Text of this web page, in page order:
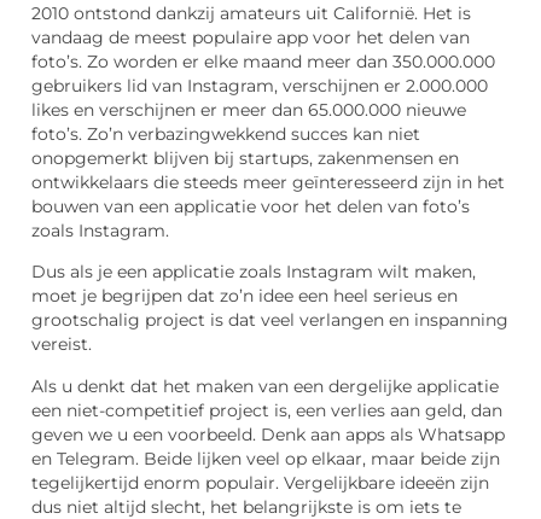
2010 ontstond dankzij amateurs uit Californië. Het is
vandaag de meest populaire app voor het delen van
foto’s. Zo worden er elke maand meer dan 350.000.000
gebruikers lid van Instagram, verschijnen er 2.000.000
likes en verschijnen er meer dan 65.000.000 nieuwe
foto’s. Zo’n verbazingwekkend succes kan niet
onopgemerkt blijven bij startups, zakenmensen en
ontwikkelaars die steeds meer geïnteresseerd zijn in het
bouwen van een applicatie voor het delen van foto’s
zoals Instagram.
Dus als je een applicatie zoals Instagram wilt maken,
moet je begrijpen dat zo’n idee een heel serieus en
grootschalig project is dat veel verlangen en inspanning
vereist.
Als u denkt dat het maken van een dergelijke applicatie
een niet-competitief project is, een verlies aan geld, dan
geven we u een voorbeeld. Denk aan apps als Whatsapp
en Telegram. Beide lijken veel op elkaar, maar beide zijn
tegelijkertijd enorm populair. Vergelijkbare ideeën zijn
dus niet altijd slecht, het belangrijkste is om iets te